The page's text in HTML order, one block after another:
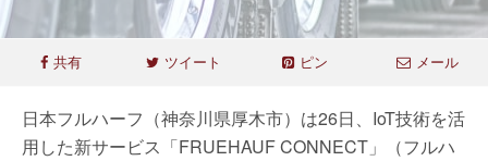
共有 ツイート ピン メール
日本フルハーフ（神奈川県厚木市）は26日、IoT技術を活
用した新サービス「FRUEHAUF CONNECT」（フルハ